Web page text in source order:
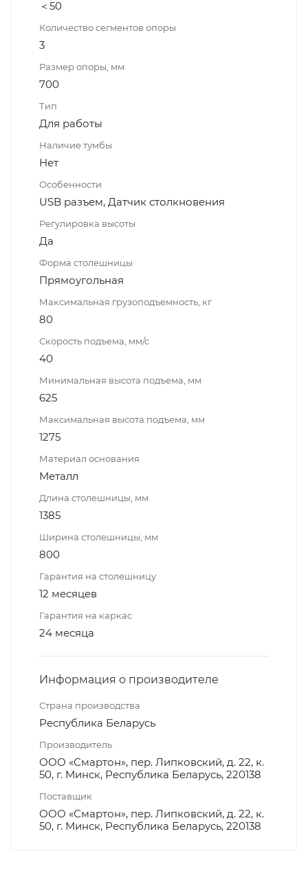
＜50
Количество сегментов опоры
3
Размер опоры, мм
700
Тип
Для работы
Наличие тумбы
Нет
Особенности
USB разъем, Датчик столкновения
Регулировка высоты
Да
Форма столешницы
Прямоугольная
Максимальная грузоподъемность, кг
80
Скорость подъема, мм/с
40
Минимальная высота подъема, мм
625
Максимальная высота подъема, мм
1275
Материал основания
Металл
Длина столешницы, мм
1385
Ширина столешницы, мм
800
Гарантия на столешницу
12 месяцев
Гарантия на каркас
24 месяца
Информация о производителе
Страна производства
Республика Беларусь
Производитель
ООО «Смартон», пер. Липковский, д. 22, к.
50, г. Минск, Республика Беларусь, 220138
Поставщик
ООО «Смартон», пер. Липковский, д. 22, к.
50, г. Минск, Республика Беларусь, 220138